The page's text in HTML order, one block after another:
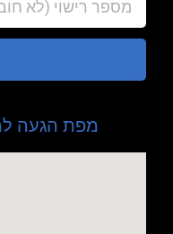
מפת הגעה